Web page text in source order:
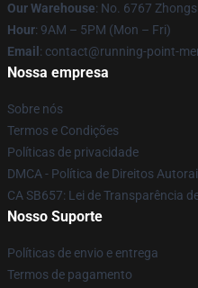
Our Warehouse: No. 6767
Hour: 9AM – 5PM (Mon – Fri)
Email : contact@running-point-
Nossa empresa
Sobre nós
Termos e Condições
Políticas de privacidade
DMCA - Política de Direitos
CA SB657: Lei de Transparência
Nosso Suporte
Políticas de envio e entrega
Termos de pagamento